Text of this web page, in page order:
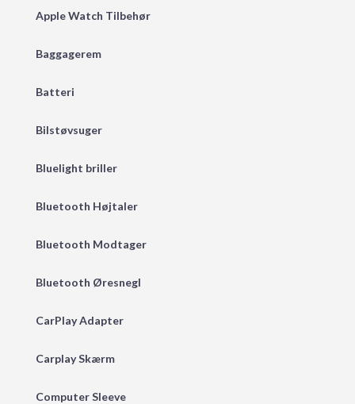
Apple Watch Tilbehør
Baggagerem
Batteri
Bilstøvsuger
Bluelight briller
Bluetooth Højtaler
Bluetooth Modtager
Bluetooth Øresnegl
CarPlay Adapter
Carplay Skærm
Computer Sleeve